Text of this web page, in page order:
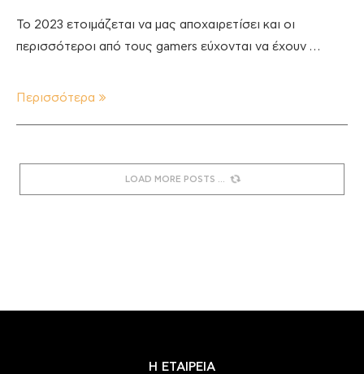
Το 2023 ετοιμάζεται να μας αποχαιρετίσει και οι
περισσότεροι από τους gamers εύχονται να έχουν …
Περισσότερα
LOAD MORE POSTS
Η ΕΤΑΙΡΕΙΑ